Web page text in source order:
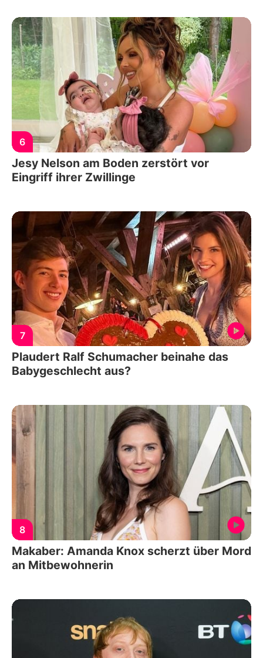
6
Jesy Nelson am Boden zerstört vor
Eingriff ihrer Zwillinge
7
Plaudert Ralf Schumacher beinahe das
Babygeschlecht aus?
8
Makaber: Amanda Knox scherzt über Mord
an Mitbewohnerin